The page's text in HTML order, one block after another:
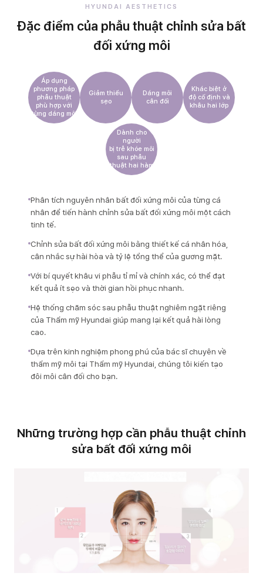
HYUNDAI AESTHETICS
Đặc điểm của phẫu thuật chỉnh sửa bất
đối xứng môi
Áp dụng
phương pháp
phẫu thuật
phù hợp với
từng dáng môi
Giảm thiểu
sẹo
Dáng môi
cân đối
Khác biệt ở
độ cố định và
khâu hai lớp
Dành cho
người
bị trễ khóe môi
sau phẫu
thuật hai hàm
Phân tích nguyên nhân bất đối xứng môi của từng cá
nhân để tiến hành chỉnh sửa bất đối xứng môi một cách
tinh tế.
Chỉnh sửa bất đối xứng môi bằng thiết kế cá nhân hóa,
cân nhắc sự hài hòa và tỷ lệ tổng thể của gương mặt.
Với bí quyết khâu vi phẫu tỉ mỉ và chính xác, có thể đạt
kết quả ít sẹo và thời gian hồi phục nhanh.
Hệ thống chăm sóc sau phẫu thuật nghiêm ngặt riêng
của Thẩm mỹ Hyundai giúp mang lại kết quả hài lòng
cao.
Dựa trên kinh nghiệm phong phú của bác sĩ chuyên về
thẩm mỹ môi tại Thẩm mỹ Hyundai, chúng tôi kiến tạo
đôi môi cân đối cho bạn.
Những trường hợp cần phẫu thuật chỉnh
sửa bất đối xứng môi